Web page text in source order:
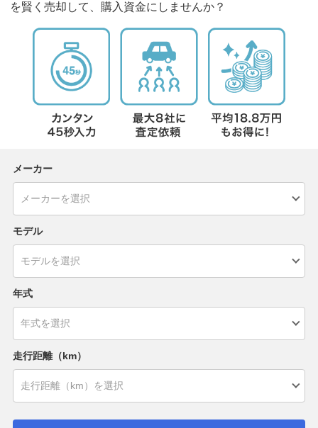
を賢く売却して、購入資金にしませんか？
メーカー
モデル
年式
走行距離（km）